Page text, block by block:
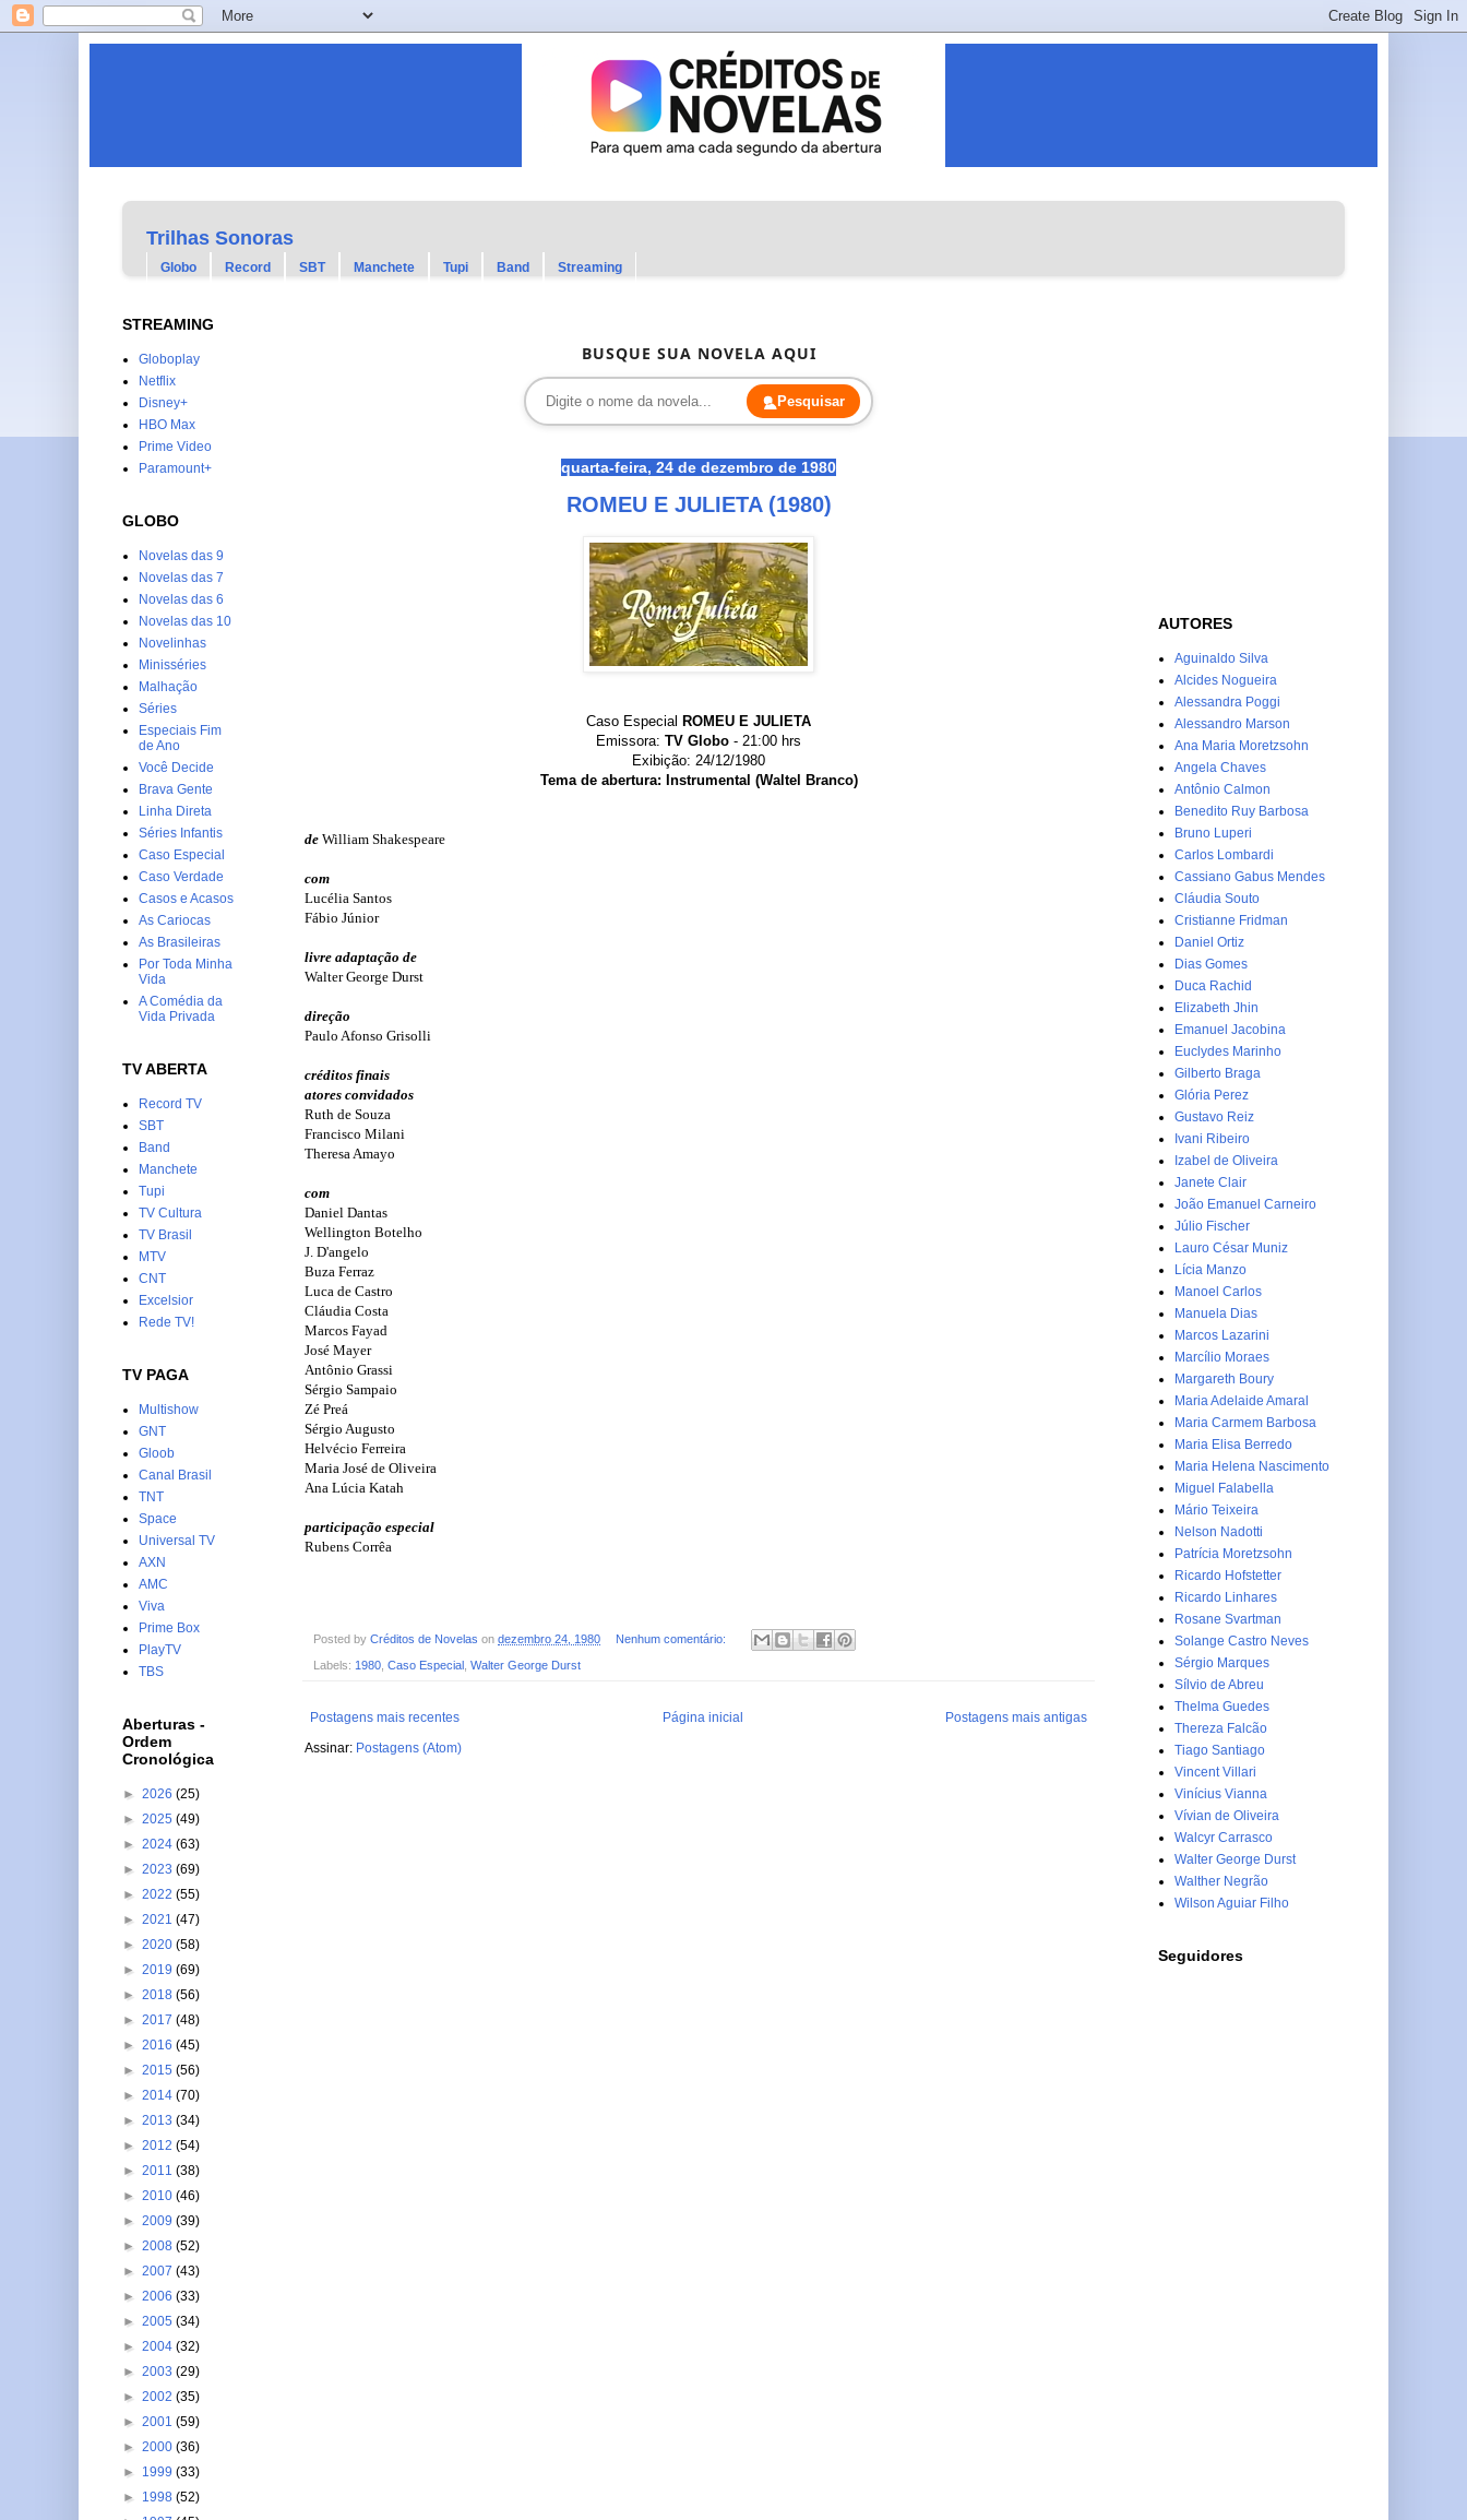
Trilhas Sonoras
Globo Record SBT Manchete Tupi Band Streaming
BUSQUE SUA NOVELA AQUI
Pesquisar
quarta-feira, 24 de dezembro de 1980
ROMEU E JULIETA (1980)
Caso Especial ROMEU E JULIETA
Emissora: TV Globo - 21:00 hrs
Exibição: 24/12/1980
Tema de abertura: Instrumental (Waltel Branco)
de William Shakespeare
com
Lucélia Santos
Fábio Júnior
livre adaptação de
Walter George Durst
direção
Paulo Afonso Grisolli
créditos finais
atores convidados
Ruth de Souza
Francisco Milani
Theresa Amayo
com
Daniel Dantas
Wellington Botelho
J. D'angelo
Buza Ferraz
Luca de Castro
Cláudia Costa
Marcos Fayad
José Mayer
Antônio Grassi
Sérgio Sampaio
Zé Preá
Sérgio Augusto
Helvécio Ferreira
Maria José de Oliveira
Ana Lúcia Katah
participação especial
Rubens Corrêa
Posted by Créditos de Novelas on dezembro 24, 1980 Nenhum comentário:
Labels: 1980 Caso Especial Walter George Durst
Postagens mais recentes Postagens mais antigas
Página inicial
Assinar: Postagens (Atom)
STREAMING
Globoplay
Netflix
Disney+
HBO Max
Prime Video
Paramount+
GLOBO
Novelas das 9
Novelas das 7
Novelas das 6
Novelas das 10
Novelinhas
Minisséries
Malhação
Séries
Especiais Fim
de Ano
Você Decide
Brava Gente
Linha Direta
Séries Infantis
Caso Especial
Caso Verdade
Casos e Acasos
As Cariocas
As Brasileiras
Por Toda Minha
Vida
A Comédia da
Vida Privada
TV ABERTA
Record TV
SBT
Band
Manchete
Tupi
TV Cultura
TV Brasil
MTV
CNT
Excelsior
Rede TV!
TV PAGA
Multishow
GNT
Gloob
Canal Brasil
TNT
Space
Universal TV
AXN
AMC
Viva
Prime Box
PlayTV
TBS
Aberturas -
Ordem
Cronológica
► 2026 (25)
► 2025 (49)
► 2024 (63)
► 2023 (69)
► 2022 (55)
► 2021 (47)
► 2020 (58)
► 2019 (69)
► 2018 (56)
► 2017 (48)
► 2016 (45)
► 2015 (56)
► 2014 (70)
► 2013 (34)
► 2012 (54)
► 2011 (38)
► 2010 (46)
► 2009 (39)
► 2008 (52)
► 2007 (43)
► 2006 (33)
► 2005 (34)
► 2004 (32)
► 2003 (29)
► 2002 (35)
► 2001 (59)
► 2000 (36)
► 1999 (33)
► 1998 (52)
AUTORES
Aguinaldo Silva
Alcides Nogueira
Alessandra Poggi
Alessandro Marson
Ana Maria Moretzsohn
Angela Chaves
Antônio Calmon
Benedito Ruy Barbosa
Bruno Luperi
Carlos Lombardi
Cassiano Gabus Mendes
Cláudia Souto
Cristianne Fridman
Daniel Ortiz
Dias Gomes
Duca Rachid
Elizabeth Jhin
Emanuel Jacobina
Euclydes Marinho
Gilberto Braga
Glória Perez
Gustavo Reiz
Ivani Ribeiro
Izabel de Oliveira
Janete Clair
João Emanuel Carneiro
Júlio Fischer
Lauro César Muniz
Lícia Manzo
Manoel Carlos
Manuela Dias
Marcos Lazarini
Marcílio Moraes
Margareth Boury
Maria Adelaide Amaral
Maria Carmem Barbosa
Maria Elisa Berredo
Maria Helena Nascimento
Miguel Falabella
Mário Teixeira
Nelson Nadotti
Patrícia Moretzsohn
Ricardo Hofstetter
Ricardo Linhares
Rosane Svartman
Solange Castro Neves
Sérgio Marques
Sílvio de Abreu
Thelma Guedes
Thereza Falcão
Tiago Santiago
Vincent Villari
Vinícius Vianna
Vívian de Oliveira
Walcyr Carrasco
Walter George Durst
Walther Negrão
Wilson Aguiar Filho
Seguidores